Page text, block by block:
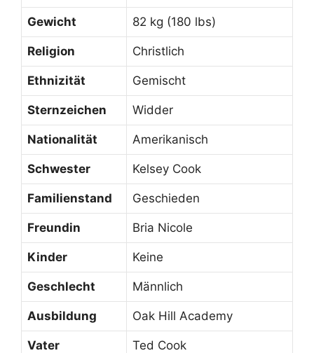
Gewicht 82 kg (180 lbs)
Religion Christlich
Ethnizität Gemischt
Sternzeichen Widder
Nationalität Amerikanisch
Schwester Kelsey Cook
Familienstand Geschieden
Freundin Bria Nicole
Kinder Keine
Geschlecht Männlich
Ausbildung Oak Hill Academy
Vater Ted Cook